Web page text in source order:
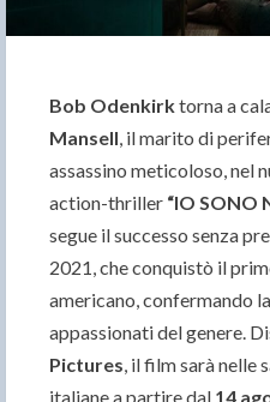
Bob Odenkirktorna a
Mansell, il marito di
assassino meticoloso, nel
action-thriller “IO SONO
segue il successo senza
2021, che conquistò il
americano, confermando
appassionati del genere.
Pictures, il film sarà nelle
italiane a partire dal 14